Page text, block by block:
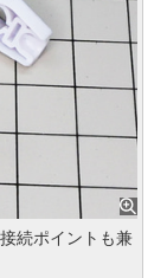
続ポイントも兼